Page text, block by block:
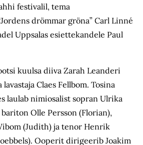
festivalil, tema
drömmar gröna” Carl Linné
Uppsalas esiettekandele Paul
kuulsa diiva Zarah Leanderi
Claes Fellbom. Tosina
laulab nimiosalist sopran Ulrika
bariton Olle Persson (Florian),
(Judith) ja tenor Henrik
Ooperit dirigeerib Joakim